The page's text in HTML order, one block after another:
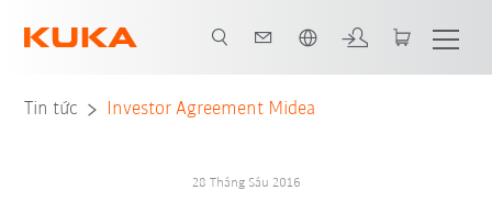
Tin tức Investor Agreement Midea
28 Tháng Sáu 2016